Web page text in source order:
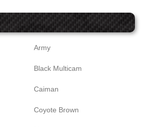
Army
Black Multicam
Caiman
Coyote Brown